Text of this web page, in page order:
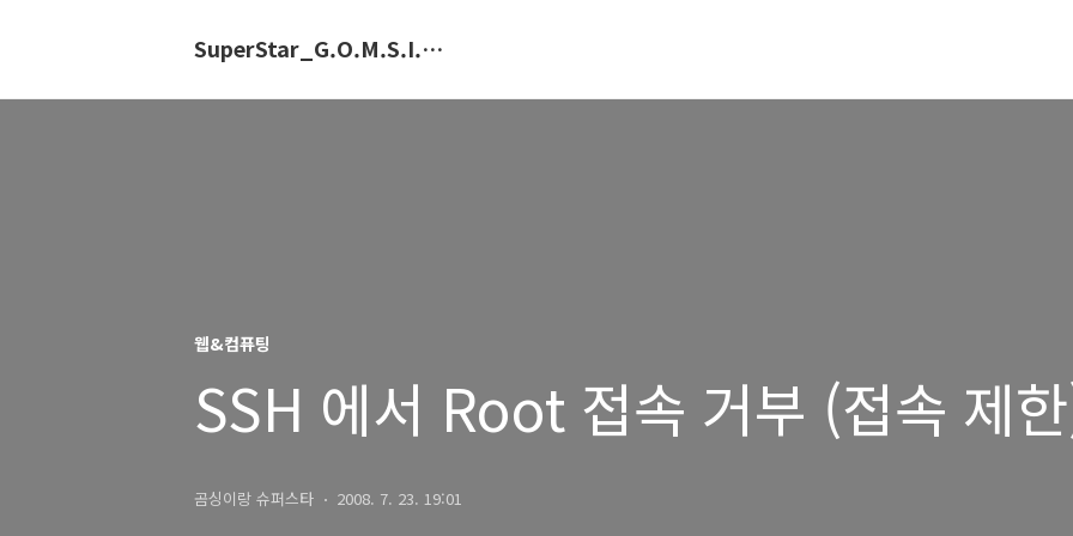
SuperStar_G.O.M.S.I.N.G.E
웹&컴퓨팅
SSH 에서 Root 접속 거부 (접속 제
곰싱이랑 슈퍼스타 2008. 7. 23. 19:01